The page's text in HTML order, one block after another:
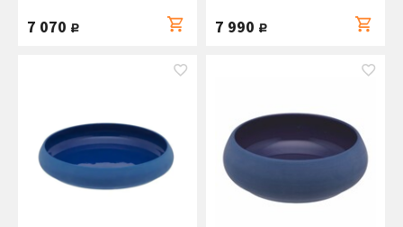
7 070 руб. 7 990 руб.